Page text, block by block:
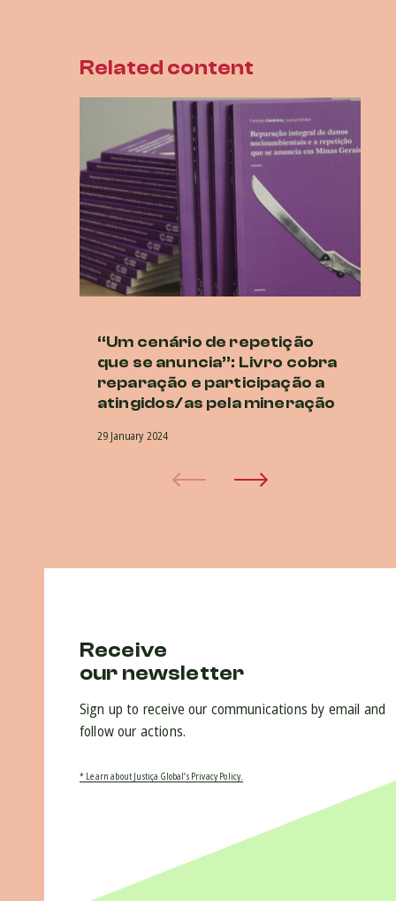
Related content
“Um cenário de repetição
que se anuncia”: Livro cobra
reparação e participação a
atingidos/as pela mineração
29 January 2024
Receive
our newsletter
Sign up to receive our communications by email and
follow our actions.
* Learn about Justiça Global’s Privacy Policy.